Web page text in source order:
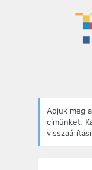
Adjuk meg
címünket.